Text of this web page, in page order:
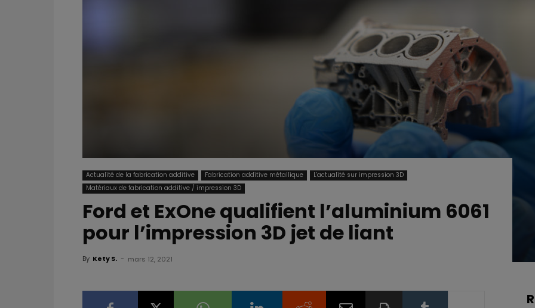
Actualité de la fabrication additive Fabrication additive métallique
L'actualité sur impression 3D
Matériaux de fabrication additive / impression 3D
Ford et ExOne qualifient l’aluminium 6061
pour l’impression 3D jet de liant
By Kety S. - mars 12, 2021